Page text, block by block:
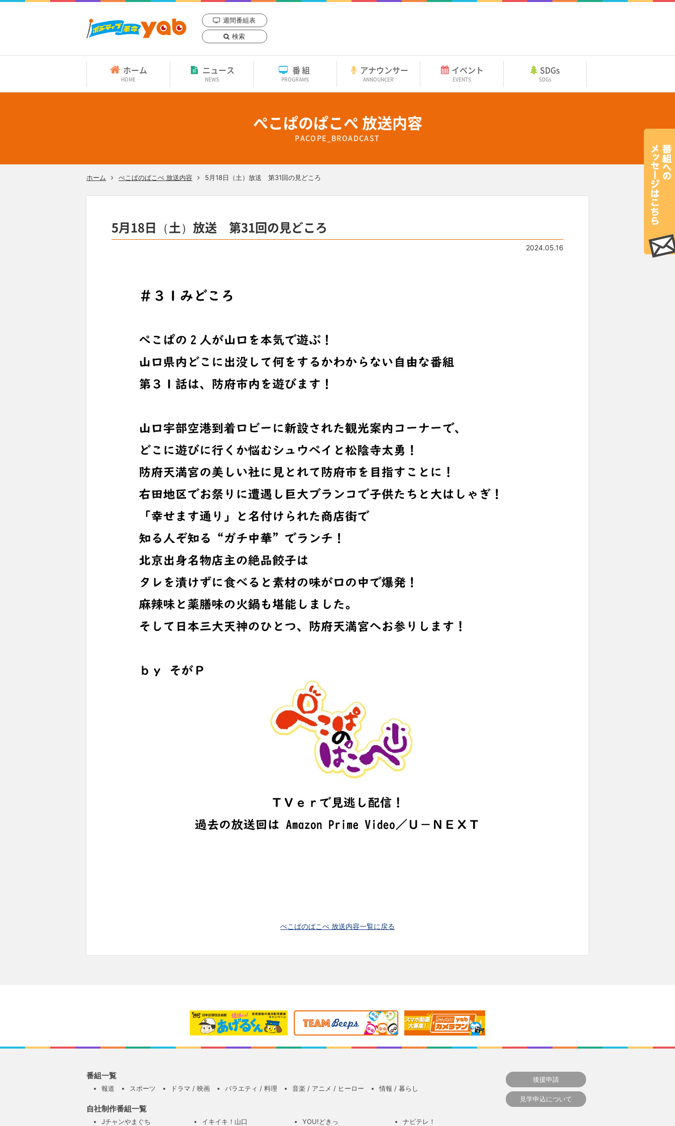
週間番組表
検索
ホーム
HOME
ニュース
NEWS
番組
PROGRAMS
アナウンサー
ANNOUNCER
イベント
EVENTS
SDGs
SDGs
ぺこぱのぱこぺ 放送内容
PACOPE_BROADCAST
ホーム ぺこぱのぱこぺ 放送内容 5月18日（土）放送 第31回の見どころ
5月18日（土）放送 第31回の見どころ
2024.05.16
ぺこぱのぱこぺ 放送内容一覧に戻る
番組一覧
報道 スポーツ ドラマ / 映画 バラエティ / 料理 音楽 / アニメ / ヒーロー 情報 / 暮らし
自社制作番組一覧
Jチャンやまぐち イキイキ！山口 YOU!どきっ ナビテレ！
後援申請
見学申込について